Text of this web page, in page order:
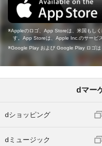
Appleのロゴ、App Storeは、米国もし
す。App Storeは、Apple Inc.のサービ
Google Play および Google Play ロゴは
dマー
dショッピング
dミュージック